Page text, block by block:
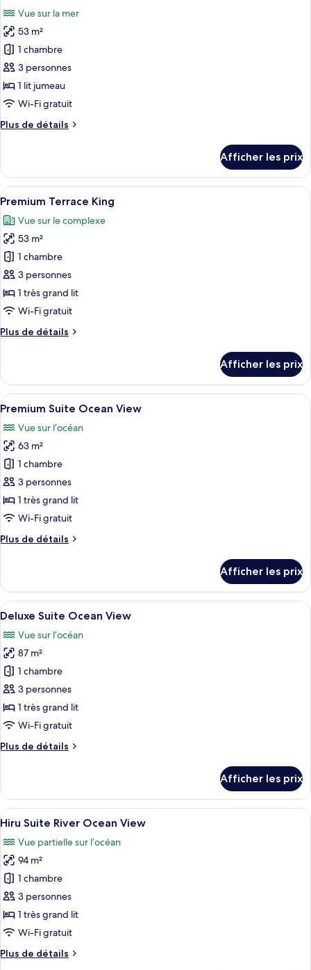
les
photos
pour
ce
type
de
chambre :
Luxury
Vue sur la mer
53 m²
1 chambre
3 personnes
1 lit jumeau
Wi-Fi gratuit
Plus de détails
Plus
Luxury
Seafront
Twin
Afficher les prix
Afficher
toutes
les
photos
pour
ce
type
de
chambre :
Premium
Un balcon avec un canapé, deux
6
Premium Terrace King
Vue sur le complexe
53 m²
1 chambre
3 personnes
1 très grand lit
Wi-Fi gratuit
Plus de détails
Plus
Premium
Terrace
King
Afficher les prix
Afficher
toutes
les
photos
pour
ce
type
de
chambre :
Premium
View
Un balcon avec vue sur une piscine,
8
Premium Suite Ocean View
Vue sur l’océan
63 m²
1 chambre
3 personnes
1 très grand lit
Wi-Fi gratuit
Plus de détails
Plus
Premium
Suite
Ocean
Afficher les prix
Afficher
toutes
les
photos
pour
ce
type
de
chambre :
Deluxe
View
Un balcon avec vue sur des palmiers
7
Deluxe Suite Ocean View
Vue sur l’océan
87 m²
1 chambre
3 personnes
1 très grand lit
Wi-Fi gratuit
Plus de détails
Plus
Deluxe
Suite
Ocean
Afficher les prix
Afficher
toutes
les
photos
pour
ce
type
de
chambre :
Hiru
Une chambre d’hôtel avec un
8
Hiru Suite River Ocean View
Vue partielle sur l’océan
94 m²
1 chambre
3 personnes
1 très grand lit
Wi-Fi gratuit
Plus de détails
Plus